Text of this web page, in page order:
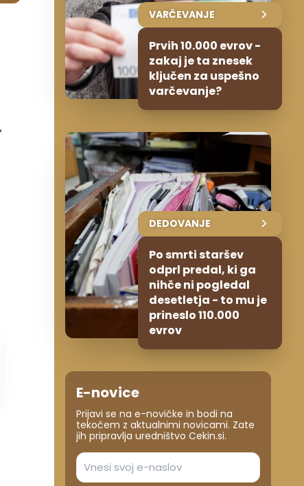
VARČEVANJE
Prvih 10.000 evrov -
zakaj je ta znesek
ključen za uspešno
varčevanje?
DEDOVANJE
Po smrti staršev
odprl predal, ki ga
nihče ni pogledal
desetletja - to mu je
prineslo 110.000
evrov
E-novice
Prijavi se na e-novičke in bodi na
tekočem z aktualnimi novicami. Zate
jih pripravlja uredništvo Cekin.si.